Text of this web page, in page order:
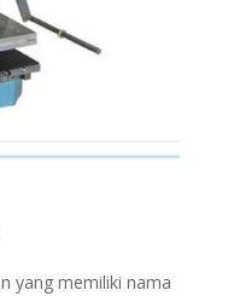
yang memiliki nama